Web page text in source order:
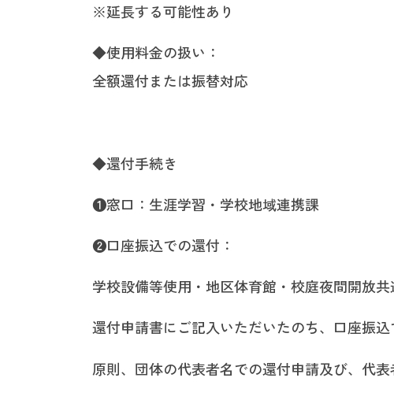
※延長する可能性あり
◆使用料金の扱い：
全額還付または振替対応
◆還付手続き
❶窓口：生涯学習・学校地域連携課
❷口座振込での還付：
学校設備等使用・地区体育館・校庭夜間開放共
還付申請書にご記入いただいたのち、口座振込
原則、団体の代表者名での還付申請及び、代表